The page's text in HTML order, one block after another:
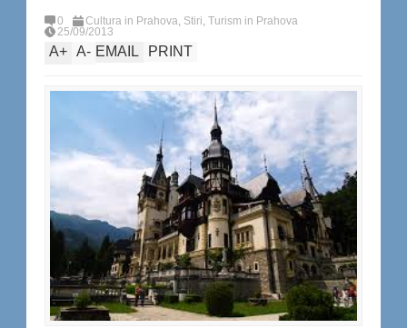
0 Cultura in Prahova, Stiri, Turism in Prahova
25/09/2013
A+ A- EMAIL PRINT